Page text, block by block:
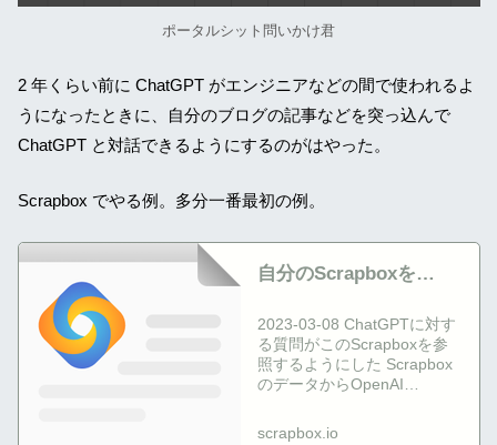
ポータルシット問いかけ君
2 年くらい前に ChatGPT がエンジニアなどの間で使われるよ
うになったときに、自分のブログの記事などを突っ込んで
ChatGPT と対話できるようにするのがはやった。
Scrapbox でやる例。多分一番最初の例。
自分のScrapboxを
西尾泰和の外部脳
2023-03-08 ChatGPTに対す
る質問がこのScrapboxを参
照するようにした Scrapbox
のデータからOpenAI
クトルを作る クエリー文章
scrapbox.io